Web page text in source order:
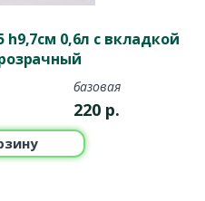
h9,7см 0,6л с вкладкой
базовая
220 р.